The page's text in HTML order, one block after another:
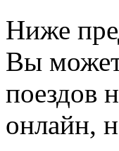
Ниже
Вы
поездов
онлайн,